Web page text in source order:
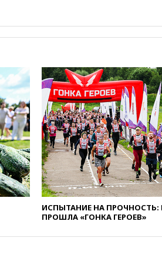
вчера, 17:00
вчера, 16:50
загорелся
Slovnaft
вчера, 16:45
иск к
Алексею
вчера, 16:35
еще шесть
России не
ЧЕ
вчера, 16:16
Крымскому
ИСПЫТАНИЕ НА ПРОЧНОСТЬ:
ПРОШЛА «ГОНКА ГЕРОЕВ»